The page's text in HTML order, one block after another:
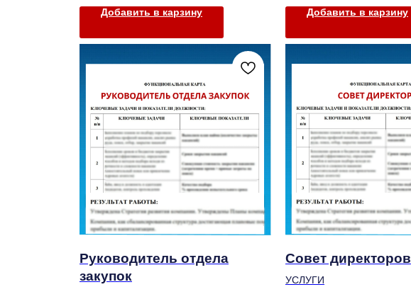
Добавить в карзину Добавить в карзину
Руководитель отдела
закупок
Совет директоров
УСЛУГИ